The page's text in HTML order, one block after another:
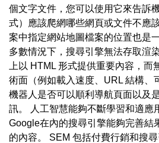
個文字文件，您可以使用它來告訴
式）應該爬網哪些網頁或文件不應
案中指定網站地圖檔案的位置也是
多數情況下，搜尋引擎無法存取渲
上以 HTML 形式提供重要內容，
術面（例如載入速度、URL 結構、
機器人是否可以順利導航頁面以及
訊。 人工智慧能夠不斷學習和適應
Google在內的搜尋引擎能夠完善結
的內容。 SEM 包括付費行銷和搜